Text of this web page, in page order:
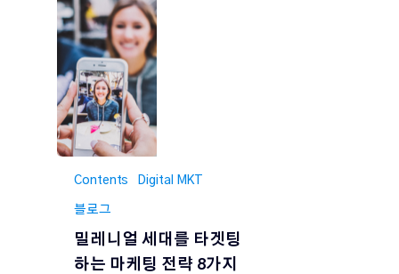
Contents Digital MKT
블로그
밀레니얼 세대를 타겟팅
하는 마케팅 전략 8가지